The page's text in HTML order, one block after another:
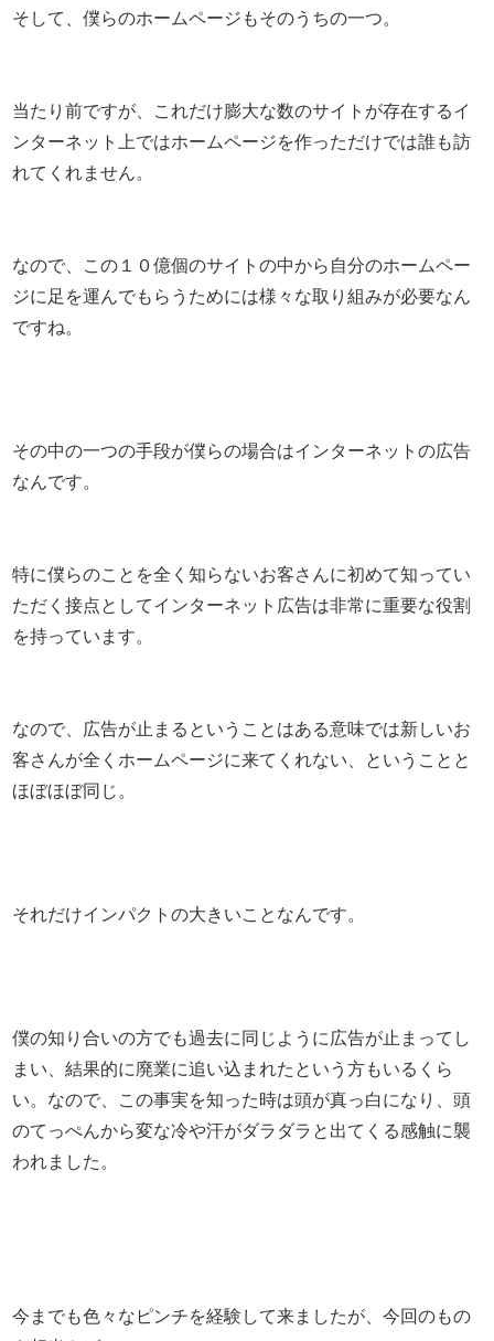
そして、僕らのホームページもそのうちの一つ。
当たり前ですが、これだけ膨大な数のサイトが存在するイ
ンターネット上ではホームページを作っただけでは誰も訪
れてくれません。
なので、この１０億個のサイトの中から自分のホームペー
ジに足を運んでもらうためには様々な取り組みが必要なん
ですね。
その中の一つの手段が僕らの場合はインターネットの広告
なんです。
特に僕らのことを全く知らないお客さんに初めて知ってい
ただく接点としてインターネット広告は非常に重要な役割
を持っています。
なので、広告が止まるということはある意味では新しいお
客さんが全くホームページに来てくれない、ということと
ほぼほぼ同じ。
それだけインパクトの大きいことなんです。
僕の知り合いの方でも過去に同じように広告が止まってし
まい、結果的に廃業に追い込まれたという方もいるくら
い。なので、この事実を知った時は頭が真っ白になり、頭
のてっぺんから変な冷や汗がダラダラと出てくる感触に襲
われました。
今までも色々なピンチを経験して来ましたが、今回のもの